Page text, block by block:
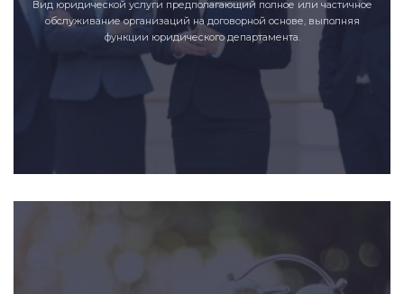
Вид юридической услуги предполагающий полное или частичное
обслуживание организаций на договорной основе, выполняя
функции юридического департамента.